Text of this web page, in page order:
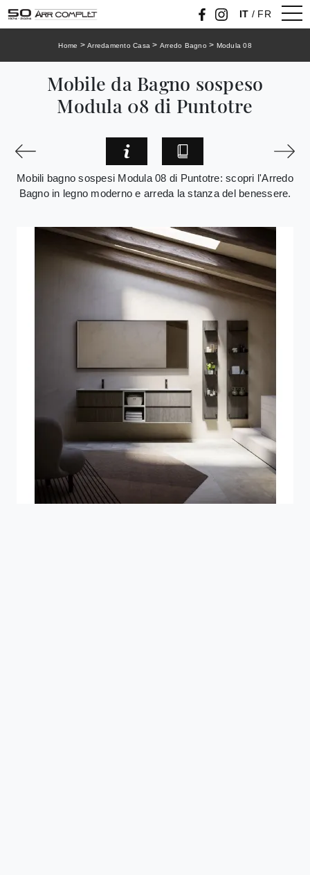
IT / FR
Home > Arredamento Casa > Arredo Bagno > Modula 08
Mobile da Bagno sospeso
Modula 08 di Puntotre
Mobili bagno sospesi Modula 08 di Puntotre: scopri l'Arredo
Bagno in legno moderno e arreda la stanza del benessere.